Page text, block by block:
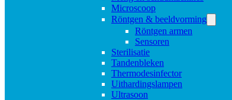
Microscoop
Röntgen & beeldvorming
Röntgen armen
Sensoren
Sterilisatie
Tandenbleken
Thermodesinfector
Uithardingslampen
Ultrasoon